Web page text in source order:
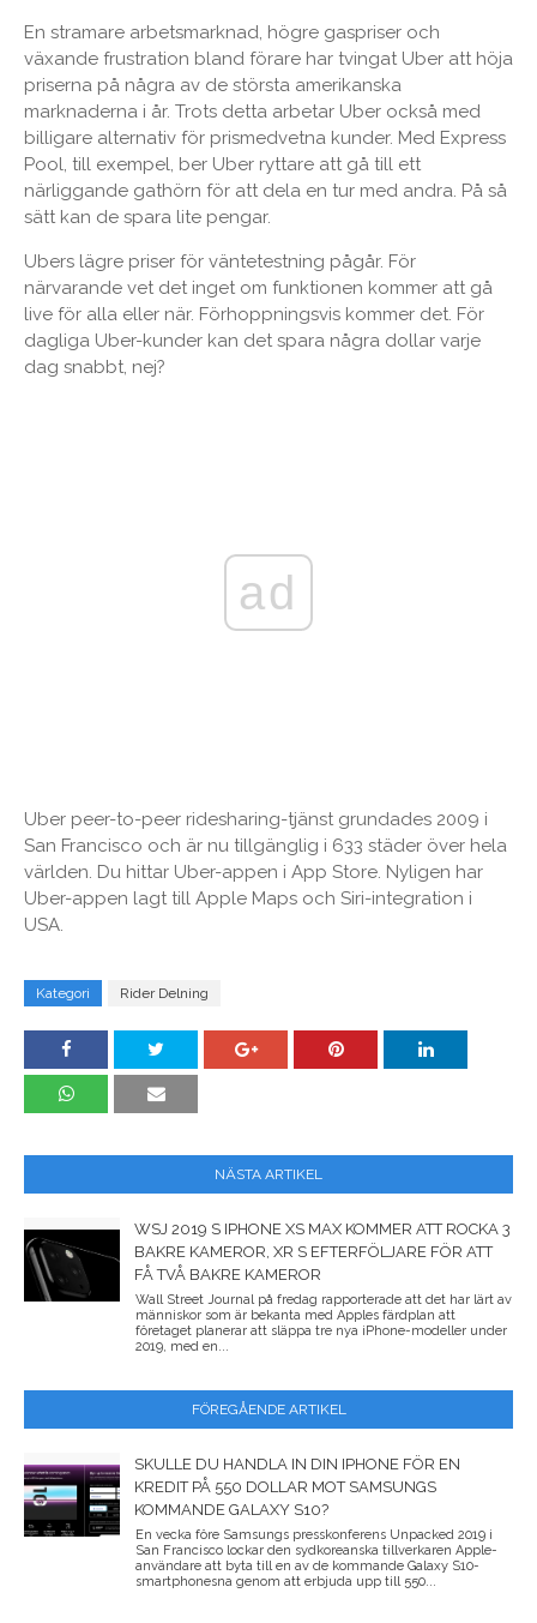
En stramare arbetsmarknad, högre gaspriser och
växande frustration bland förare har tvingat Uber att höja
priserna på några av de största amerikanska
marknaderna i år. Trots detta arbetar Uber också med
billigare alternativ för prismedvetna kunder. Med Express
Pool, till exempel, ber Uber ryttare att gå till ett
närliggande gathörn för att dela en tur med andra. På så
sätt kan de spara lite pengar.
Ubers lägre priser för väntetestning pågår. För
närvarande vet det inget om funktionen kommer att gå
live för alla eller när. Förhoppningsvis kommer det. För
dagliga Uber-kunder kan det spara några dollar varje
dag snabbt, nej?
ad
Uber peer-to-peer ridesharing-tjänst grundades 2009 i
San Francisco och är nu tillgänglig i 633 städer över hela
världen. Du hittar Uber-appen i App Store. Nyligen har
Uber-appen lagt till Apple Maps och Siri-integration i
USA.
Kategori Rider Delning
NÄSTA ARTIKEL
WSJ 2019 S IPHONE XS MAX KOMMER ATT ROCKA 3
BAKRE KAMEROR, XR S EFTERFÖLJARE FÖR ATT
FÅ TVÅ BAKRE KAMEROR
Wall Street Journal på fredag ​​rapporterade att det har lärt av
människor som är bekanta med Apples färdplan att
företaget planerar att släppa tre nya iPhone-modeller under
2019, med en...
FÖREGÅENDE ARTIKEL
SKULLE DU HANDLA IN DIN IPHONE FÖR EN
KREDIT PÅ 550 DOLLAR MOT SAMSUNGS
KOMMANDE GALAXY S10?
En vecka före Samsungs presskonferens Unpacked 2019 i
San Francisco lockar den sydkoreanska tillverkaren Apple-
användare att byta till en av de kommande Galaxy S10-
smartphonesna genom att erbjuda upp till 550...